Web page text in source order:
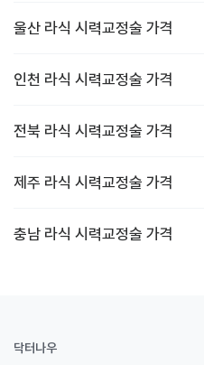
울산 라식 시력교정술 가격
인천 라식 시력교정술 가격
전북 라식 시력교정술 가격
제주 라식 시력교정술 가격
충남 라식 시력교정술 가격
닥터나우